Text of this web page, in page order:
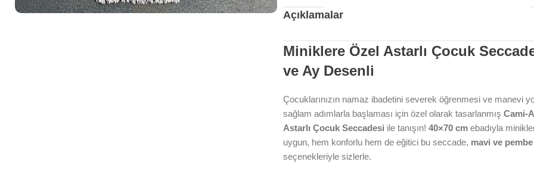
Açıklamalar
Miniklere Özel Astarlı Çocuk
ve Ay Desenli
Çocuklarınızın namaz ibadetini severek öğrenmesi ve manevi
sağlam adımlarla başlaması için özel olarak tasarlanmış Cami-
Astarlı Çocuk Seccadesi ile tanışın! 40×70 cmebadıyla
uygun, hem konforlu hem de eğitici bu seccade, mavi ve pembe
seçenekleriyle sizlerle.